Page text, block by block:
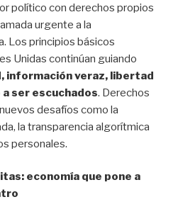
político con derechos propios
urgente a la
Los principios básicos
Unidas continúan guiando
información veraz, libertad
ser escuchados. Derechos
desafíos como la
la transparencia algorítmica
personales.
economía que pone a